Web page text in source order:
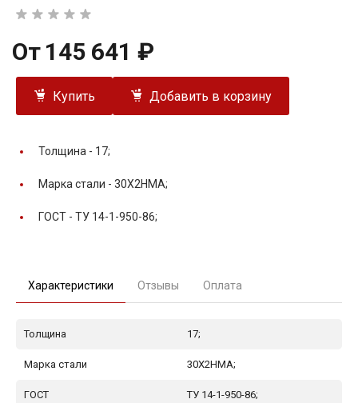
От 145 641 ₽
Купить Добавить в корзину
Толщина - 17;
Марка стали - 30Х2НМА;
ГОСТ - ТУ 14-1-950-86;
Характеристики Отзывы Оплата
Толщина 17;
Марка стали 30Х2НМА;
ГОСТ ТУ 14-1-950-86;